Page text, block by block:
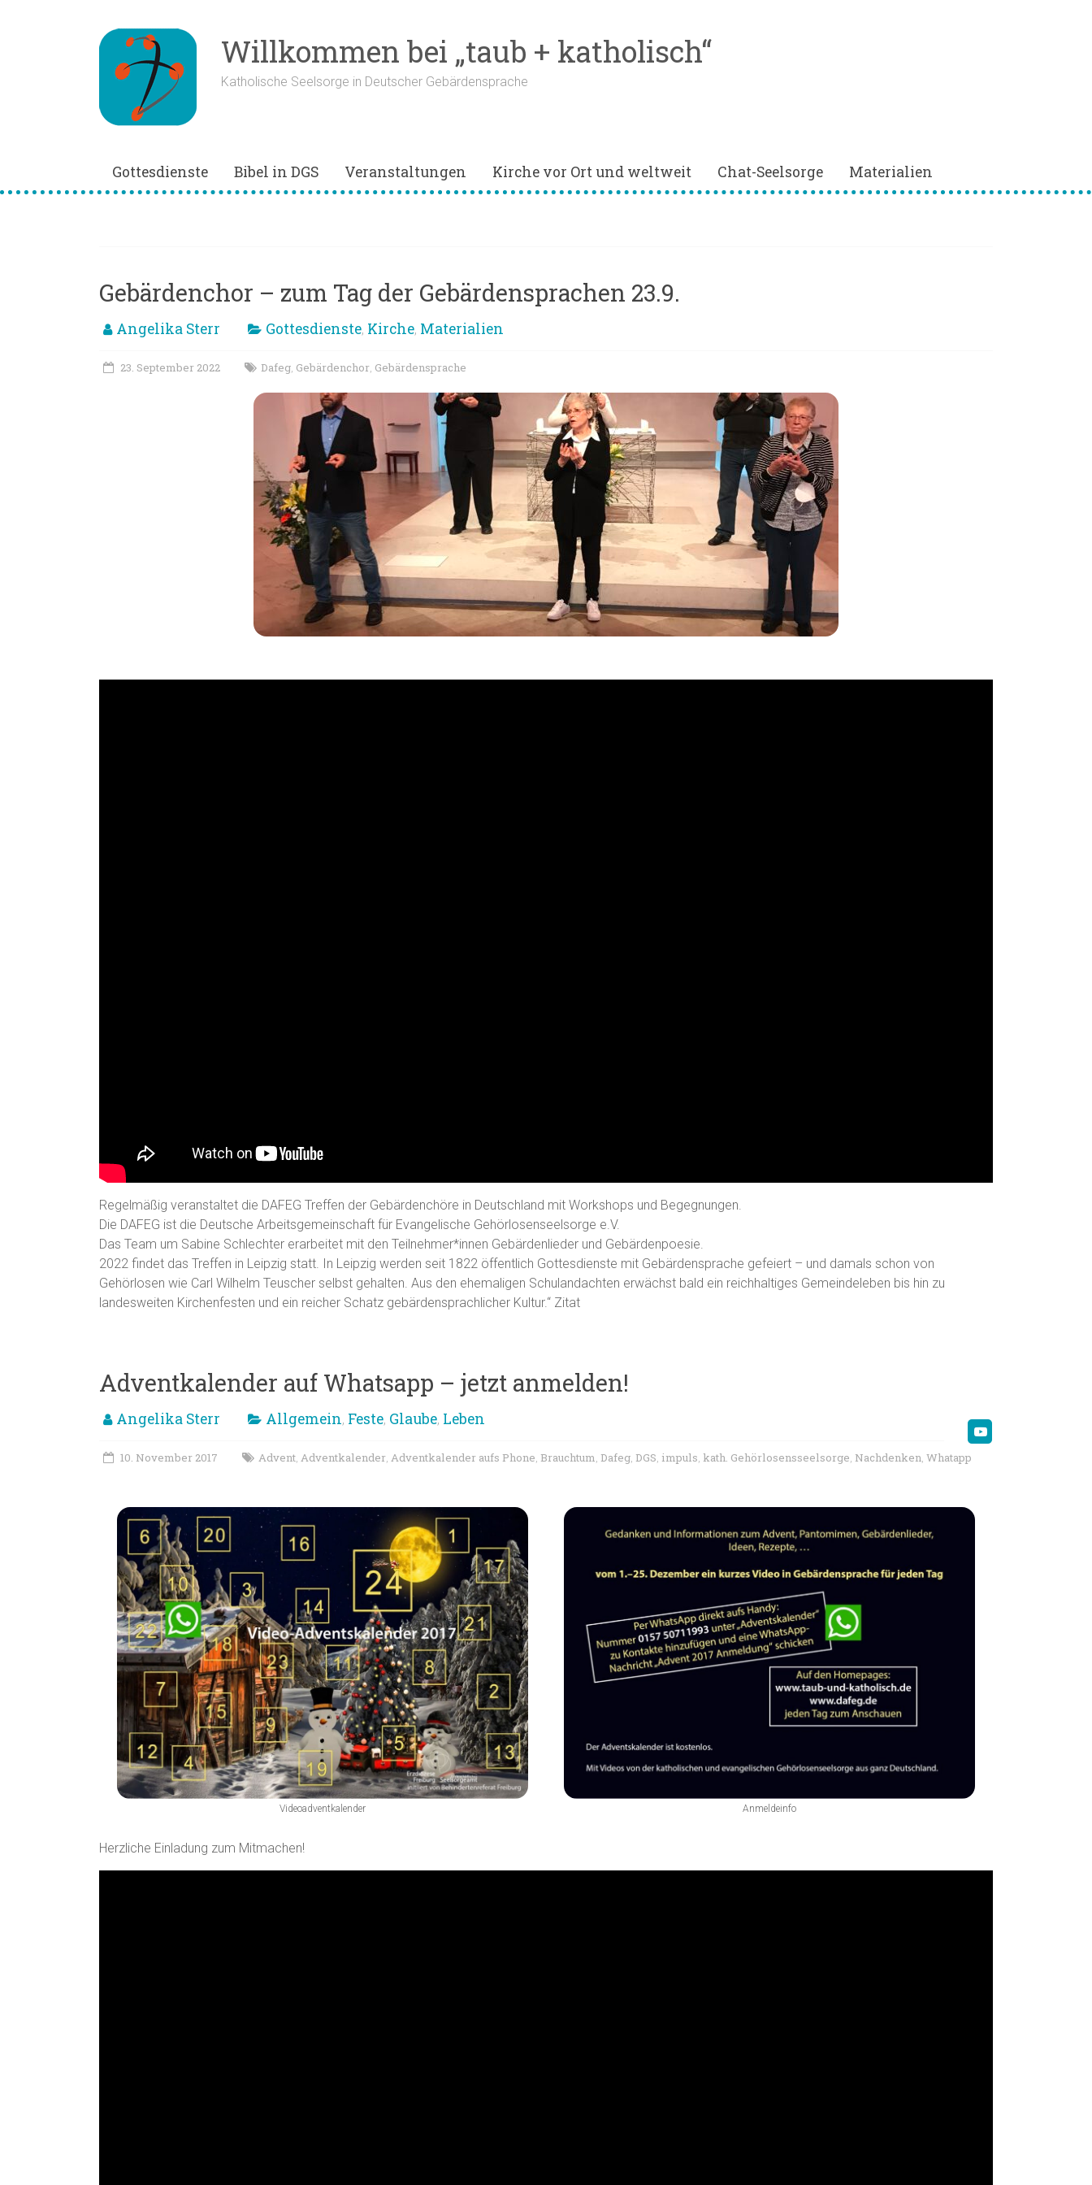
Willkommen bei „taub + katholisch“
Katholische Seelsorge in Deutscher Gebärdensprache
Gottesdienste Bibel in DGS Veranstaltungen Kirche vor Ort und weltweit Chat-Seelsorge Materialien
Gebärdenchor – zum Tag der Gebärdensprachen 23.9.
Angelika Sterr Gottesdienste, Kirche, Materialien
23. September 2022 Dafeg, Gebärdenchor, Gebärdensprache
Regelmäßig veranstaltet die DAFEG Treffen der Gebärdenchöre in Deutschland mit Workshops und Begegnungen.
Die DAFEG ist die Deutsche Arbeitsgemeinschaft für Evangelische Gehörlosenseelsorge e.V.
Das Team um Sabine Schlechter erarbeitet mit den Teilnehmer*innen Gebärden­lieder und Gebärden­poesie.
2022 findet das Treffen in Leipzig statt. In Leipzig werden seit 1822 öffentlich Gottes­dienste mit Gebärdensprache gefeiert – und damals schon von
Gehörlosen wie Carl Wilhelm Teuscher selbst gehalten. Aus den ehemaligen Schulandachten erwächst bald ein reichhaltiges Gemeindeleben bis hin zu
landesweiten Kirchenfesten und ein reicher Schatz gebärdensprachlicher Kultur.“ Zitat
Adventkalender auf Whatsapp – jetzt anmelden!
Angelika Sterr Allgemein, Feste, Glaube, Leben
10. November 2017 Advent Adventkalender Adventkalender aufs Phone Brauchtum Dafeg DGS impuls kath. Gehörlosensseelsorge Nachdenken Whatapp
Videoadventkalender Anmeldeinfo
Herzliche Einladung zum Mitmachen!